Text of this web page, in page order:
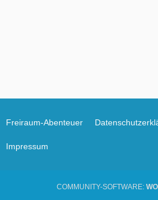
Freiraum-Abenteuer
Impressum
COMMUNITY-SOFTWARE: